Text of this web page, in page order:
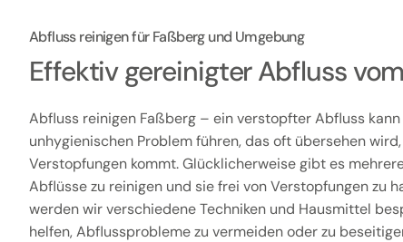
Abfluss reinigen für Faßberg und Umgebung
Effektiv gereinigter Abfluss
Abfluss reinigen Faßberg – ein verstopfter Abfluss
unhygienischen Problem führen, das oft übersehen
Verstopfungen kommt. Glücklicherweise gibt es
Abflüsse zu reinigen und sie frei von Verstopfungen zu
werden wir verschiedene Techniken und Hausmittel
helfen, Abflussprobleme zu vermeiden oder zu